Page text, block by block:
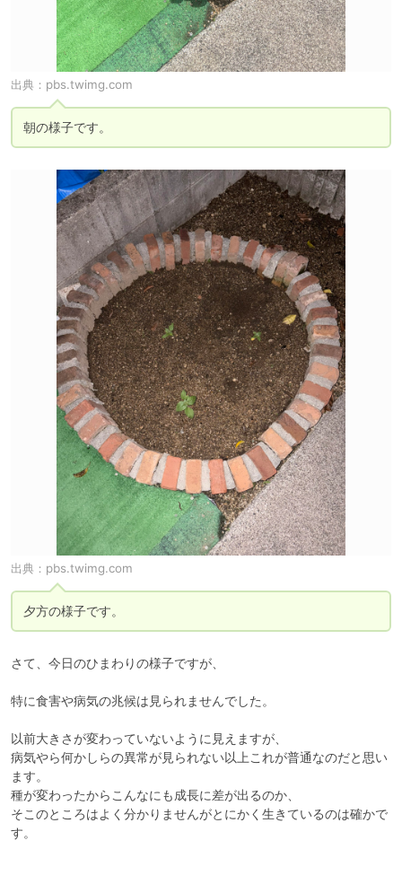
出典： pbs.twimg.com
朝の様子です。
出典： pbs.twimg.com
夕方の様子です。
さて、今日のひまわりの様子ですが、
特に食害や病気の兆候は見られませんでした。
以前大きさが変わっていないように見えますが、
病気やら何かしらの異常が見られない以上これが普通なのだと思い
ます。
種が変わったからこんなにも成長に差が出るのか、
そこのところはよく分かりませんがとにかく生きているのは確かで
す。